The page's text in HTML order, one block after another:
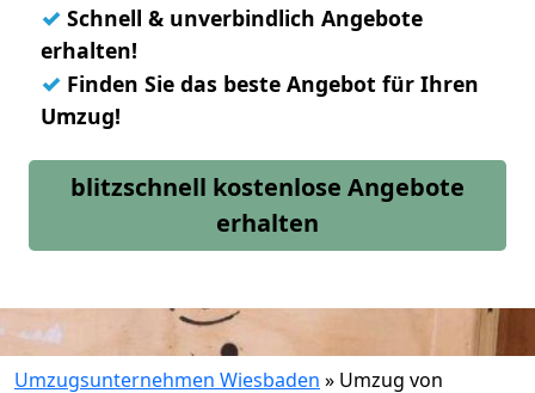
✓ Schnell & unverbindlich Angebote
erhalten!
✓ Finden Sie das beste Angebot für Ihren
Umzug!
blitzschnell kostenlose Angebote
erhalten
Umzugsunternehmen Wiesbaden » Umzug von